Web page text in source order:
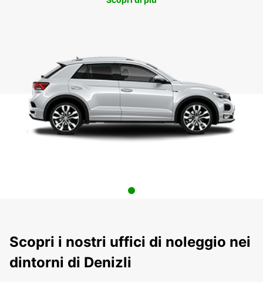
Scopri i nostri uffici di noleggio nei
dintorni di Denizli